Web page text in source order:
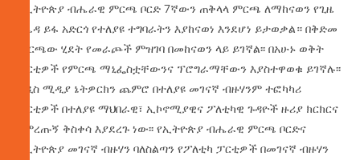
የኢትዮጵያ ብሔራዊ ምርጫ ቦርድ 7ኛውን ጠቅላላ ምርጫ ለማከናወን የጊዜ
ሰሌዳ ይፋ አድርጎ የተለያዩ ተግባራትን እያከናወነ እንደሆነ ይታወቃል። በቅድመ
ምርጫው ሂደት የመራጮች ምዝገባ በመከናወን ላይ ይገኛል፡፡ በአሁኑ ወቅት
ፓርቲዎች የምርጫ ማኒፌስቷቸውንና ፕሮግራማቸውን እያስተዋወቁ ይገኛሉ፡፡
አዲስ ሚዲያ ኔትዎርክን ጨምሮ በተለያዩ መገናኛ ብዙሃንም ተፎካካሪ
ፓርቲዎች በተለያዩ ማህበራዊ፣ ኢኮኖሚያዊና ፖለቲካዊ ጉዳዮች ዙሪያ ክርክርና
የምረጡኝ ቅስቀሳ እያደረጉ ነው፡፡ የኢትዮጵያ ብሔራዊ ምርጫ ቦርድና
የኢትዮጵያ መገናኛ ብዙሃን ባለስልጣን የፖለቲካ ፓርቲዎች በመገናኛ ብዙሃን